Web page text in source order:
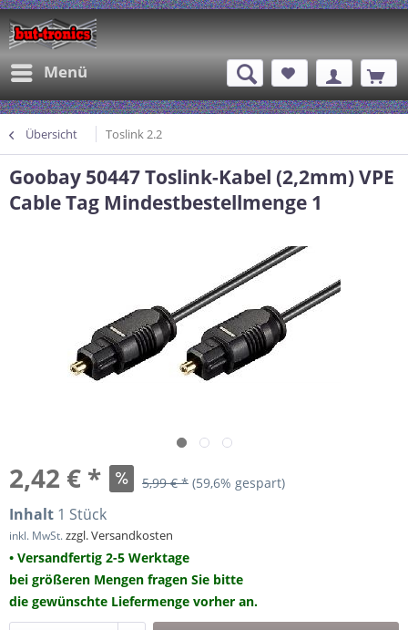
Menü
Übersicht Toslink 2.2
Goobay 50447 Toslink-Kabel (2,2mm) VPE
Cable Tag Mindestbestellmenge 1
2,42 € * 5,99 € * (59,6% gespart)
Inhalt 1 Stück
inkl. MwSt.zzgl. Versandkosten
• Versandfertig 2-5 Werktage
bei größeren Mengen fragen Sie bitte
die gewünschte Liefermenge vorher an.